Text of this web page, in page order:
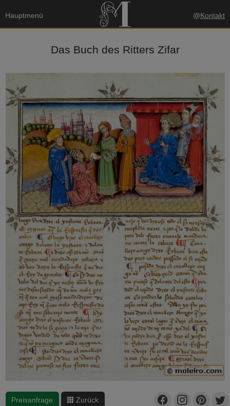
Hauptmenü @Kontakt
Das Buch des Ritters Zifar
Preisanfrage Zurück